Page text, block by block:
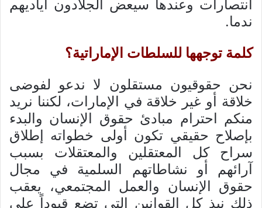
انتصارات وعندها سيعض الجلادون أياديهم
ندما.
كلمة توجهها للسلطات الإماراتية؟
نحن حقوقيون مستقلون لا ندعو لفوضى
خلاقة أو غير خلاقة في الإمارات، لكننا نريد
منكم احترام مبادئ حقوق الإنسان والبدء
بإصلاح حقيقي تكون أولى خطواته إطلاق
سراح كل المعتقلين والمعتقلات بسبب
آرائهم أو نشاطاتهم السلمية في مجال
حقوق الإنسان والعمل المجتمعي، يعقب
ذلك نبذ كل القوانين التي تضع قيوداً على